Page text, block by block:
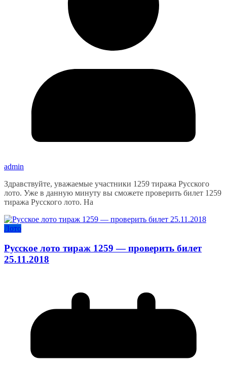
admin
Здравствуйте, уважаемые участники 1259 тиража Русского
лото. Уже в данную минуту вы сможете проверить билет 1259
тиража Русского лото. На
Лото
Русское лото тираж 1259 — проверить билет
25.11.2018